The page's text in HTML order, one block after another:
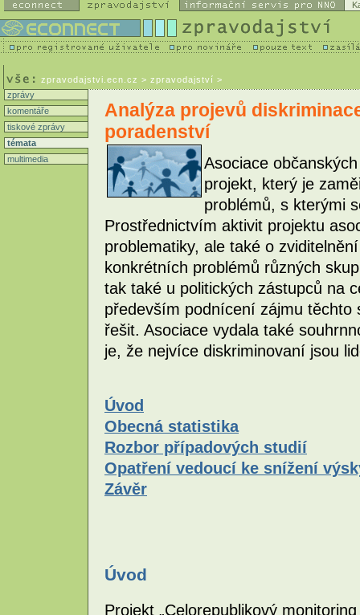
zpravodajstvi.ecn.cz > zpravodajství >
zprávy
komentáře
tiskové zprávy
témata
multimedia
Analýza projevů
poradenství
Asociace
projekt, který je
problémů, s kterými
Prostřednictvím aktivit projektu
problematiky, ale také o
konkrétních problémů různých
tak také u politických zástupců na
především podnícení zájmu těchto
řešit. Asociace vydala také
je, že nejvíce diskriminovaní jsou
Úvod
Obecná statistika
Rozbor případových studií
Opatření vedoucí ke snížení
Závěr
Úvod
Projekt „Celorepublikový